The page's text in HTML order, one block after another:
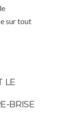
sur tout
LE
BRISE